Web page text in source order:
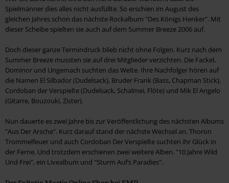
Spielmänner dies alles nicht ausfüllte. So erschien im August des
gleichen Jahres schon das nächste Rockalbum "Des Königs Henker". Mit
dieser Scheibe spielten sie auch auf dem Summer Breeze 2006 auf.
Doch dieser ganze Termindruck blieb nicht ohne Folgen. Kurz nach dem
Summer Breeze mussten sie auf drei Mitglieder verzichten. Die Fackel,
Dominor und Ungemach suchten das Weite. Ihre Nachfolger hören auf
die Namen El Silbador (Dudelsack), Bruder Frank (Bass, Chapman Stick),
Cordoban der Verspielte (Dudelsack, Schalmei, Flöte) und Mik El Angelo
(Gitarre, Bouzouki, Zister).
Nun dauerte es zwei Jahre bis zur Veröffentlichung des nächsten Albums
"Aus Der Arsche". Kurz darauf stand der nächste Wechsel an. Thoron
Trommelfeuer und auch Cordoban Der Verspielte suchten ihr Glück in
der Ferne. Und trotzdem erschienen zwei weitere Alben. "10 Jahre Wild
Und Frei", ein Livealbum und "Sturm Auf‘s Paradies".